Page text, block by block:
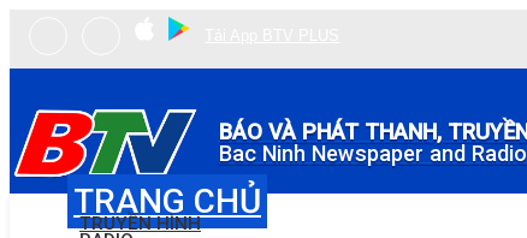
BÁO VÀ PHÁT THANH,
Bac Ninh Newspaper and
TRANG CHỦ
TRUYỀN HÌNH